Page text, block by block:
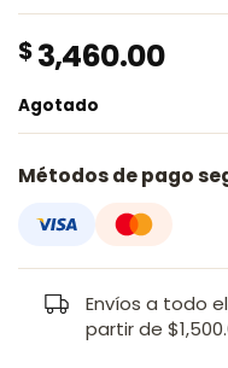
$3,460.00
Agotado
Métodos de pago
Envíos a todo
partir de